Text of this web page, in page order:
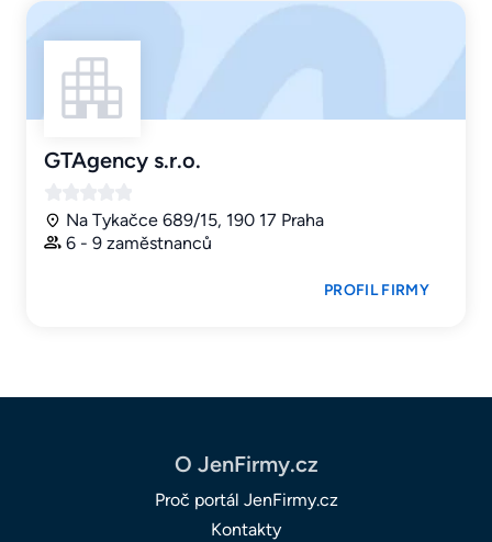
GTAgency s.r.o.
Na Tykačce 689/15, 190 17 Praha
6 - 9 zaměstnanců
PROFIL FIRMY
O JenFirmy.cz
Proč portál JenFirmy.cz
Kontakty